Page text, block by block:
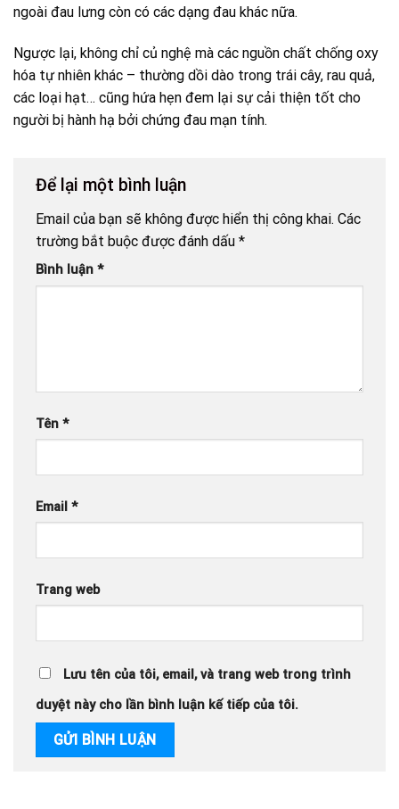
ngoài đau lưng còn có các dạng đau khác nữa.
Ngược lại, không chỉ củ nghệ mà các nguồn chất chống oxy
hóa tự nhiên khác – thường dồi dào trong trái cây, rau quả,
các loại hạt… cũng hứa hẹn đem lại sự cải thiện tốt cho
người bị hành hạ bởi chứng đau mạn tính.
Để lại một bình luận
Email của bạn sẽ không được hiển thị công khai. Các
trường bắt buộc được đánh dấu *
Bình luận *
Tên *
Email *
Trang web
Lưu tên của tôi, email, và trang web trong trình
duyệt này cho lần bình luận kế tiếp của tôi.